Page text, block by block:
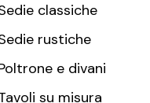
classiche
rustiche
e divani
su misura